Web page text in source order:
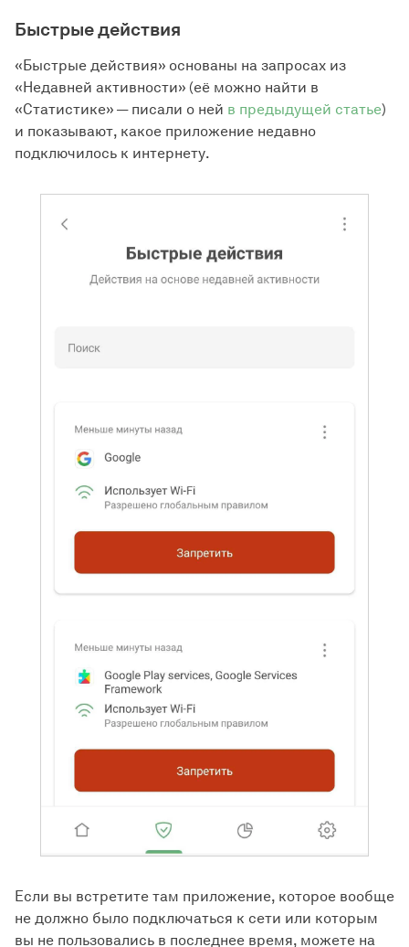
Быстрые действия
«Быстрые действия» основаны на запросах из
«Недавней активности» (её можно найти в
«Статистике» — писали о ней в предыдущей статье)
и показывают, какое приложение недавно
подключилось к интернету.
Если вы встретите там приложение, которое вообще
не должно было подключаться к сети или которым
вы не пользовались в последнее время, можете на